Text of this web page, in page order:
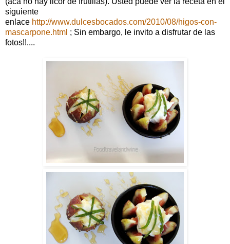
siguiente
enlace http://www.dulcesbocados.com/2010/08/higos-con-
mascarpone.html ; Sin embargo, le invito a disfrutar de las
fotos!!....